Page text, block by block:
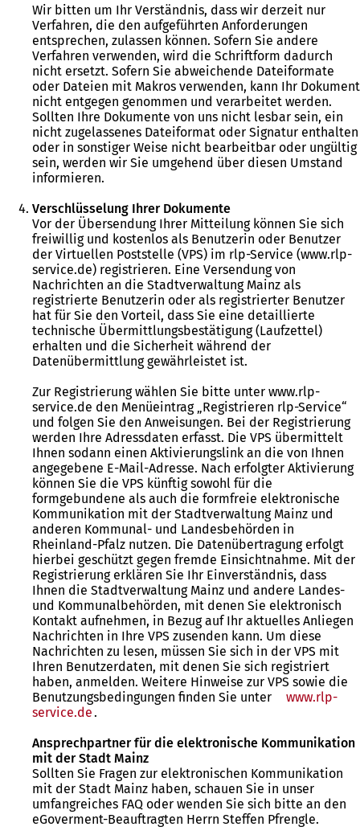
Wir bitten um Ihr Verständnis, dass wir derzeit nur
Verfahren, die den aufgeführten Anforderungen
entsprechen, zulassen können. Sofern Sie andere
Verfahren verwenden, wird die Schriftform dadurch
nicht ersetzt. Sofern Sie abweichende Dateiformate
oder Dateien mit Makros verwenden, kann Ihr Dokument
nicht entgegen genommen und verarbeitet werden.
Sollten Ihre Dokumente von uns nicht lesbar sein, ein
nicht zugelassenes Dateiformat oder Signatur enthalten
oder in sonstiger Weise nicht bearbeitbar oder ungültig
sein, werden wir Sie umgehend über diesen Umstand
informieren.
Verschlüsselung Ihrer Dokumente
Vor der Übersendung Ihrer Mitteilung können Sie sich
freiwillig und kostenlos als Benutzerin oder Benutzer
der Virtuellen Poststelle (VPS) im rlp-Service (www.rlp-
service.de) registrieren. Eine Versendung von
Nachrichten an die Stadtverwaltung Mainz als
registrierte Benutzerin oder als registrierter Benutzer
hat für Sie den Vorteil, dass Sie eine detaillierte
technische Übermittlungsbestätigung (Laufzettel)
erhalten und die Sicherheit während der
Datenübermittlung gewährleistet ist.
Zur Registrierung wählen Sie bitte unter www.rlp-
service.de den Menüeintrag „Registrieren rlp-Service“
und folgen Sie den Anweisungen. Bei der Registrierung
werden Ihre Adressdaten erfasst. Die VPS übermittelt
Ihnen sodann einen Aktivierungslink an die von Ihnen
angegebene E-Mail-Adresse. Nach erfolgter Aktivierung
können Sie die VPS künftig sowohl für die
formgebundene als auch die formfreie elektronische
Kommunikation mit der Stadtverwaltung Mainz und
anderen Kommunal- und Landesbehörden in
Rheinland-Pfalz nutzen. Die Datenübertragung erfolgt
hierbei geschützt gegen fremde Einsichtnahme. Mit der
Registrierung erklären Sie Ihr Einverständnis, dass
Ihnen die Stadtverwaltung Mainz und andere Landes-
und Kommunalbehörden, mit denen Sie elektronisch
Kontakt aufnehmen, in Bezug auf Ihr aktuelles Anliegen
Nachrichten in Ihre VPS zusenden kann. Um diese
Nachrichten zu lesen, müssen Sie sich in der VPS mit
Ihren Benutzerdaten, mit denen Sie sich registriert
haben, anmelden. Weitere Hinweise zur VPS sowie die
Benutzungsbedingungen finden Sie unter
www.rlp-
service.de.
Ansprechpartner für die elektronische Kommunikation
mit der Stadt Mainz
Sollten Sie Fragen zur elektronischen Kommunikation
mit der Stadt Mainz haben, schauen Sie in unser
umfangreiches FAQ oder wenden Sie sich bitte an den
eGoverment-Beauftragten Herrn Steffen Pfrengle.